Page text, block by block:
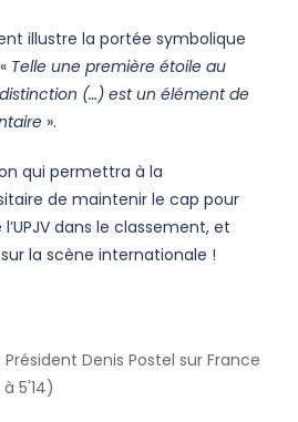
illustre la portée symbolique
Telle une première étoile au
(…) est un élément de
».
qui permettra à la
de maintenir le cap pour
dans le classement, et
la scène internationale !
Denis Postel sur France
5'14)